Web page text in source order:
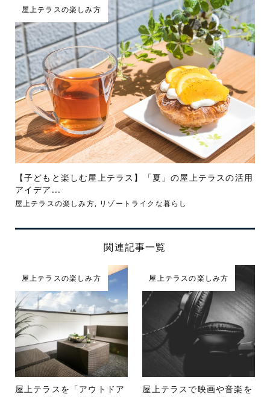
屋上テラスの楽しみ方
【子どもと楽しむ屋上テラス】「夏」の屋上テラスの活用
アイデア...
屋上テラスの楽しみ方, リゾートライクな暮らし
関連記事一覧
屋上テラスの楽しみ方
屋上テラスを「アウトドア
屋上テラスの楽しみ方
屋上テラスで映画や音楽を